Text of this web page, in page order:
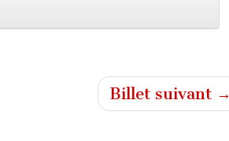
Billet suivant →